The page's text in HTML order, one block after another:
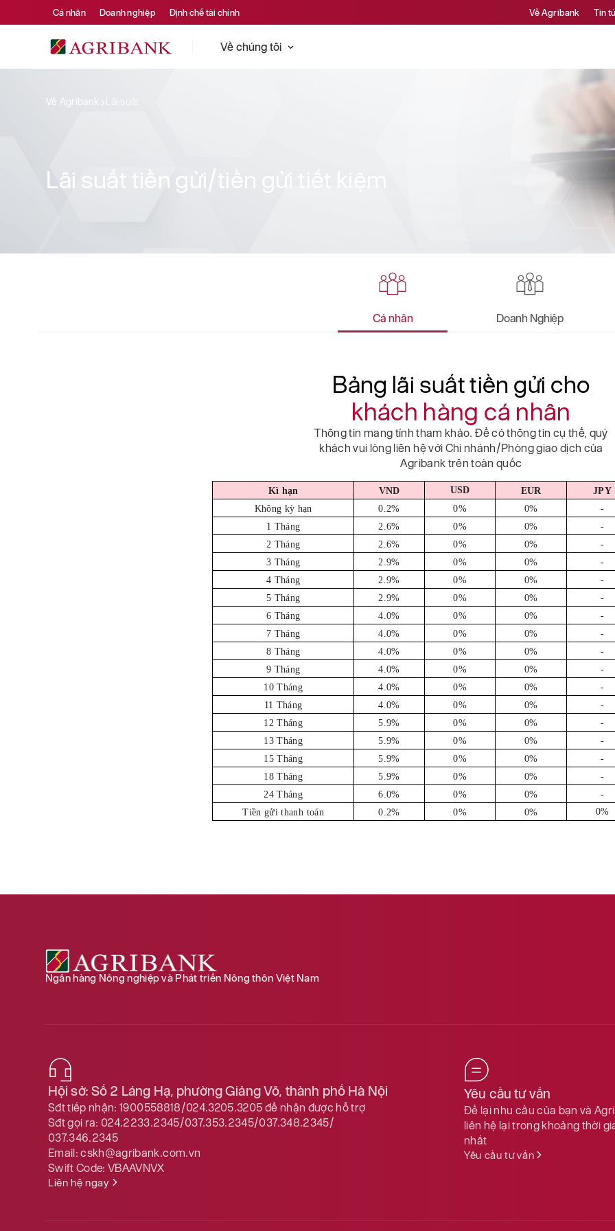
Cá nhân Doanh nghiệp Định chế tài chính Về Agribank Tin
Về chúng tôi
Về Agribank
Lãi suất tiền gửi/tiền gửi tiết kiệm
Cá nhân Doanh Nghiệp
Bảng lãi suất tiền gửi cho
khách hàng cá nhân
Thông tin mang tính tham khảo. Để có thông tin cụ thể, quý
khách vui lòng liên hệ với Chi nhánh/Phòng giao dịch của
Agribank trên toàn quốc
Kì hạn VND USD EUR JPY
Không kỳ hạn
0.2% 0% 0% -
1 Tháng
2.6% 0% 0% -
2 Tháng
2.6% 0% 0% -
3 Tháng
2.9% 0% 0% -
4 Tháng
2.9% 0% 0% -
5 Tháng
2.9% 0% 0% -
6 Tháng
4.0% 0% 0% -
7 Tháng
4.0% 0% 0% -
8 Tháng
4.0% 0% 0% -
9 Tháng
4.0% 0% 0% -
10 Tháng
4.0% 0% 0% -
11 Tháng
4.0% 0% 0% -
12 Tháng
5.9% 0% 0% -
13 Tháng
5.9% 0% 0% -
15 Tháng
5.9% 0% 0% -
18 Tháng
5.9% 0% 0% -
24 Tháng
6.0% 0% 0% -
Tiền gửi thanh toán
0.2% 0% 0% 0%
Ngân hàng Nông nghiệp và Phát triển Nông thôn Việt Nam
Hội sở: Số 2 Láng Hạ, phường Giảng Võ, thành phố Hà Nội
Sđt tiếp nhận: 1900558818/024.3205.3205 để nhận được hỗ trợ
Sđt gọi ra: 024.2233.2345/037.353.2345/037.348.2345/
037.346.2345
Email:cskh@agribank.com.vn
Swift Code:VBAAVNVX
Liên hệ ngay
Yêu cầu tư vấn
Để lại nhu cầu của bạn và
liên hệ lại trong khoảng thời
nhất
Yêu cầu tư vấn